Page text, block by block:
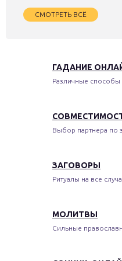
СМОТРЕТЬ ВСЁ
ГАДАНИЕ
Различные способы
Выбор партнера по
ЗАГОВОРЫ
Ритуалы на все
МОЛИТВЫ
Сильные